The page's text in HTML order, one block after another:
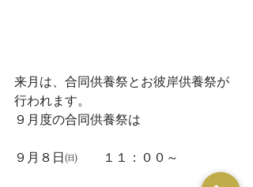
来月は、合同供養祭とお彼岸供養祭が
行われます。
９月度の合同供養祭は
９月８日㈰　　１１：００～